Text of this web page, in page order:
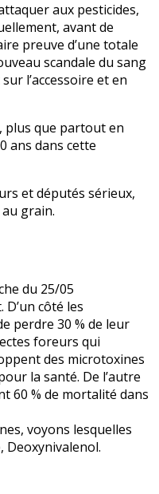
aux pesticides,
avant de
preuve d’une totale
scandale du sang
l’accessoire et en
plus que partout en
ans dans cette
et députés sérieux,
grain.
du 25/05
côté les
perdre 30 % de leur
foreurs qui
des microtoxines
la santé. De l’autre
60 % de mortalité dans
voyons lesquelles
Deoxynivalenol.